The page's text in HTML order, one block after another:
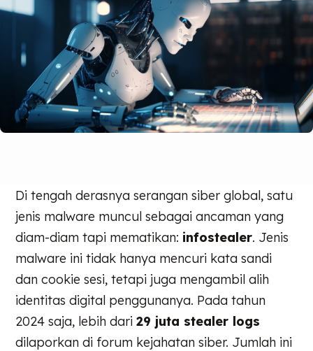
Di tengah derasnya serangan siber global, satu
jenis malware muncul sebagai ancaman yang
diam-diam tapi mematikan: infostealer. Jenis
malware ini tidak hanya mencuri kata sandi
dan cookie sesi, tetapi juga mengambil alih
identitas digital penggunanya. Pada tahun
2024 saja, lebih dari29 juta stealer logs
dilaporkan di forum kejahatan siber. Jumlah ini